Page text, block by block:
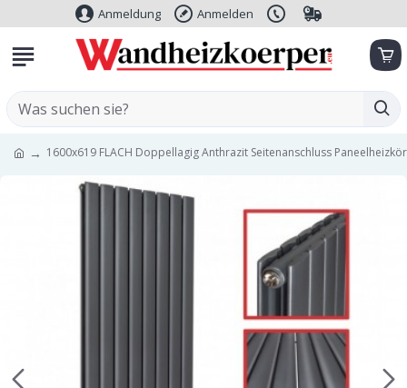
Anmeldung Anmelden
1600x619 FLACH Doppellagig Anthrazit Seitenanschluss